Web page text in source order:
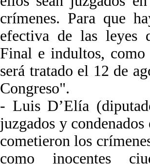
crímenes. Para que
efectiva de las leyes
Final e indultos, como
será tratado el 12 de
Congreso".
- Luis D’Elía
juzgados y
cometieron los
como inocentes